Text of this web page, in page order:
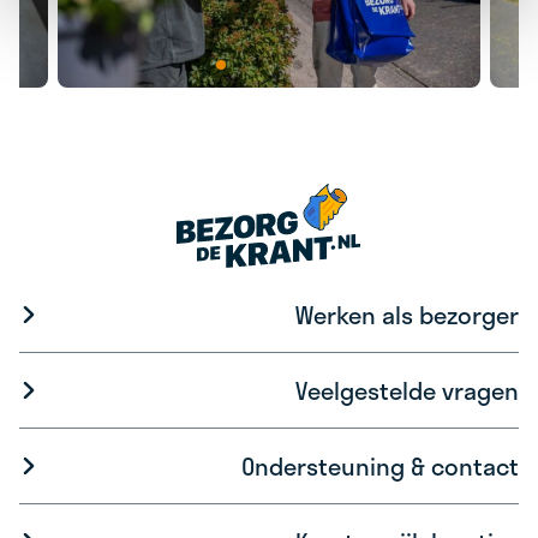
Werken als bezorger
Veelgestelde vragen
Ondersteuning & contact